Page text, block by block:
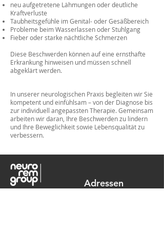
neu aufgetretene Lähmungen oder deutliche
Kraftverluste
Taubheitsgefühle im Genital- oder Gesäßbereich
Probleme beim Wasserlassen oder Stuhlgang
Fieber oder starke nächtliche Schmerzen
Diese Beschwerden können auf eine ernsthafte
Erkrankung hinweisen und müssen schnell
abgeklärt werden.
In unserer neurologischen Praxis begleiten wir Sie
kompetent und einfühlsam – von der Diagnose bis
zur individuell angepassten Therapie. Gemeinsam
arbeiten wir daran, Ihre Beschwerden zu lindern
und Ihre Beweglichkeit sowie Lebensqualität zu
verbessern.
Adressen